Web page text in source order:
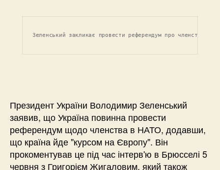
Зеленський закликає провести референдум про членство
Президент України Володимир Зеленський
заявив, що Україна повинна провести
референдум щодо членства в НАТО, додавши,
що країна йде "курсом на Європу". Він
прокоментував це під час інтерв'ю в Брюсселі 5
червня з Григорієм Жигаловим, який також